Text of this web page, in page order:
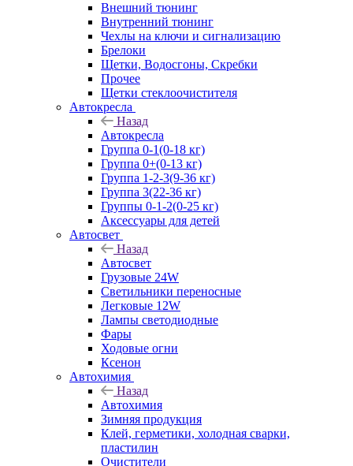
Внешний тюнинг
Внутренний тюнинг
Чехлы на ключи и сигнализацию
Брелоки
Щетки, Водосгоны, Скребки
Прочее
Щетки стеклоочистителя
Автокресла
Назад
Автокресла
Группа 0-1(0-18 кг)
Группа 0+(0-13 кг)
Группа 1-2-3(9-36 кг)
Группа 3(22-36 кг)
Группы 0-1-2(0-25 кг)
Аксессуары для детей
Автосвет
Назад
Автосвет
Грузовые 24W
Светильники переносные
Легковые 12W
Лампы светодиодные
Фары
Ходовые огни
Ксенон
Автохимия
Назад
Автохимия
Зимняя продукция
Клей, герметики, холодная сварки,
пластилин
Очистители